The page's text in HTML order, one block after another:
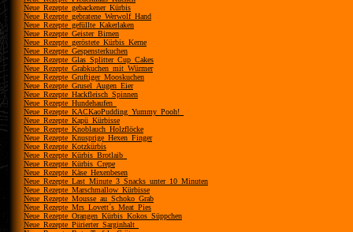
Neue_Rezepte_gebackener_Kürbis
Neue_Rezepte_gebratene_Werwolf_Hand
Neue_Rezepte_gefüllte_Kakerlaken
Neue_Rezepte_Geister_Birnen
Neue_Rezepte_geröstete_Kürbis_Kerne
Neue_Rezepte_Gespensterkuchen
Neue_Rezepte_Glas_Splitter_Cup_Cakes
Neue_Rezepte_Grabkuchen_mit_Würmer
Neue_Rezepte_Gruftiger_Mooskuchen
Neue_Rezepte_Grusel_Augen_Eier
Neue_Rezepte_Hackfleisch_Spinnen
Neue_Rezepte_Hundehaufen_
Neue_Rezepte_KACKaoPudding_Yummy_Pooh!_
Neue_Rezepte_Kapü_Kürbisse
Neue_Rezepte_Knoblauch_Holzflöcke
Neue_Rezepte_Knusprige_Hexen_Finger
Neue_Rezepte_Kotzkürbis
Neue_Rezepte_Kürbis_Brotlaib_
Neue_Rezepte_Kürbis_Crepe
Neue_Rezepte_Käse_Hexenbesen
Neue_Rezepte_Last_Minute_3_Snacks_unter_10_Minuten
Neue_Rezepte_Marschmallow_Kürbisse
Neue_Rezepte_Mousse_au_Schoko_Grab
Neue_Rezepte_Mrs_Lovett´s_Meat_Pies
Neue_Rezepte_Orangen_Kürbis_Kokos_Süppchen
Neue_Rezepte_Pürierter_Sarginhalt_